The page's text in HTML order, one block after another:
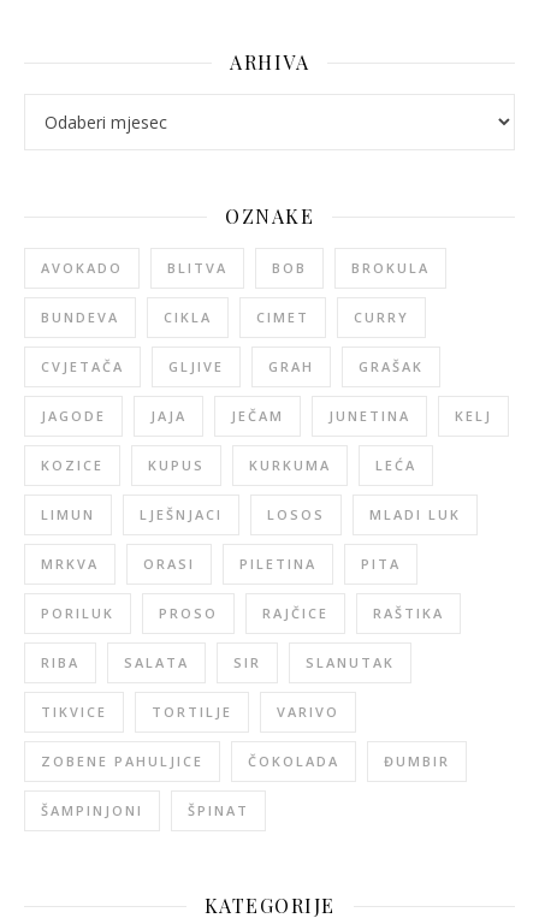
ARHIVA
OZNAKE
AVOKADO BLITVA BOB BROKULA
BUNDEVA CIKLA CIMET CURRY
CVJETAČA GLJIVE GRAH GRAŠAK
JAGODE JAJA JEČAM JUNETINA KELJ
KOZICE KUPUS KURKUMA LEĆA
LIMUN LJEŠNJACI LOSOS MLADI LUK
MRKVA ORASI PILETINA PITA
PORILUK PROSO RAJČICE RAŠTIKA
RIBA SALATA SIR SLANUTAK
TIKVICE TORTILJE VARIVO
ZOBENE PAHULJICE ČOKOLADA ĐUMBIR
ŠAMPINJONI ŠPINAT
KATEGORIJE